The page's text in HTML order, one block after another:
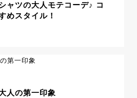
ャツの大人モテコーデ♪ コ
めスタイル！
人の第一印象